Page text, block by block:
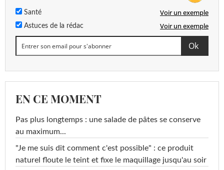
Santé Voir un exemple
Astuces de la rédac Voir un exemple
EN CE MOMENT
Pas plus longtemps : une salade de pâtes se conserve
au maximum...
"Je me suis dit comment c'est possible" : ce produit
naturel floute le teint et fixe le maquillage jusqu'au soir